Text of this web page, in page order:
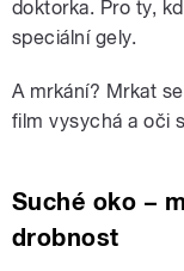
doktorka. Pro ty,
speciální gely.
A mrkání? Mrkat
film vysychá a oči
Suché oko –
drobnost